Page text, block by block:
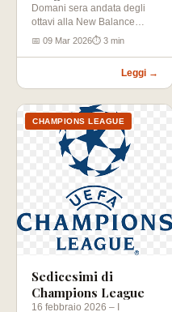
all'assalto del Bayern
Domani sera andata degli
ottavi alla New Balance
Arena. Tedeschi favoriti con
📅 09 Mar 2026⏱ 3 min
Leggi →
CHAMPIONS LEAGUE
Sedicesimi di
Champions League
16 febbraio 2026 – I